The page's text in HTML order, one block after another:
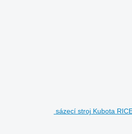
sázecí stroj Kubota